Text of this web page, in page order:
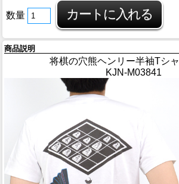
数量
商品説明
将棋の穴熊ヘンリー半袖Tシ
KJN-M03841